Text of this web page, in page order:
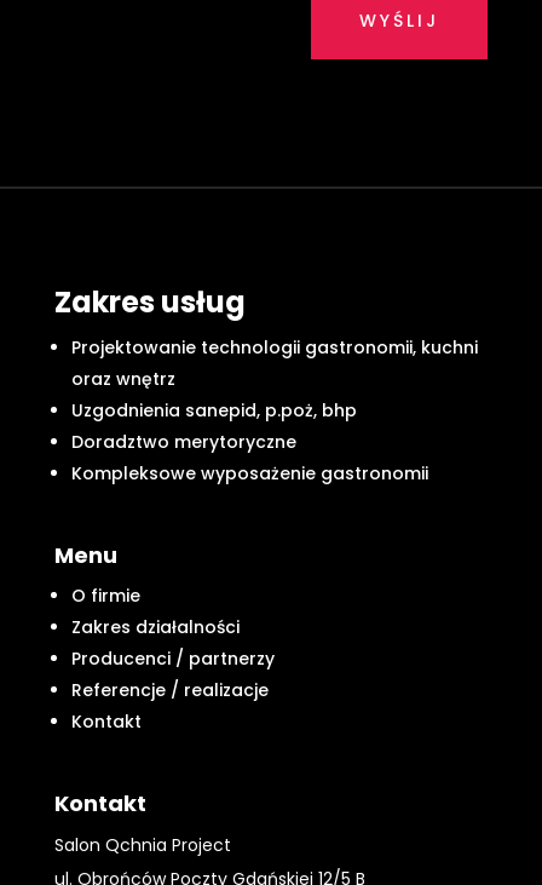
WYŚLIJ
Zakres usług
Projektowanie technologii gastronomii, kuchni
oraz wnętrz
Uzgodnienia sanepid, p.poż, bhp
Doradztwo merytoryczne
Kompleksowe wyposażenie gastronomii
Menu
O firmie
Zakres działalności
Producenci / partnerzy
Referencje / realizacje
Kontakt
Kontakt
Salon Qchnia Project
ul. Obrońców Poczty Gdańskiej 12/5 B